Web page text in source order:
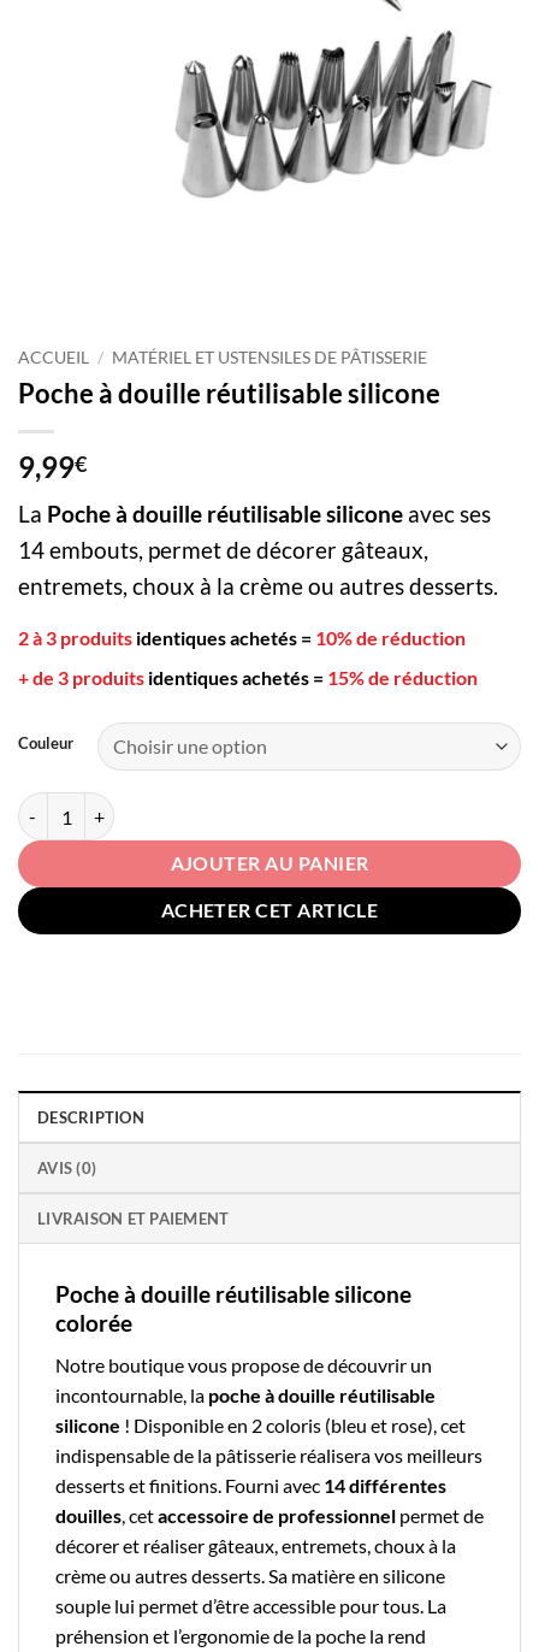
ACCUEIL / MATÉRIEL ET USTENSILES DE PÂTISSERIE
Poche à douille réutilisable silicone
9,99€
La Poche à douille réutilisable silicone avec ses
14 embouts, permet de décorer gâteaux,
entremets, choux à la crème ou autres desserts.
2 à 3 produits identiques achetés = 10% de réduction
+ de 3 produits identiques achetés = 15% de réduction
Couleur
quantité de Poche à douille réutilisable silicone
AJOUTER AU PANIER
ACHETER CET ARTICLE
DESCRIPTION
AVIS (0)
LIVRAISON ET PAIEMENT
Poche à douille réutilisable silicone
colorée
Notre boutiquevous propose de découvrir un
incontournable, la poche à douille réutilisable
silicone ! Disponible en 2 coloris (bleu et rose), cet
indispensable de la pâtisserie réalisera vos meilleurs
desserts et finitions. Fourni avec 14 différentes
douilles , cetaccessoire de professionnel permet de
décorer et réaliser gâteaux, entremets, choux à la
crème ou autres desserts. Sa matière en silicone
souple lui permet d’être accessible pour tous. La
préhension et l’ergonomie de la poche la rend